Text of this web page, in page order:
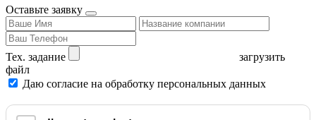
Оставьте заявку
Тех. задание
загрузить
файл
Даю согласие на обработку персональных данных